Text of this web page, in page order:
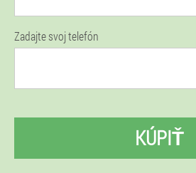
Zadajte svoj telefón
KÚPIŤ